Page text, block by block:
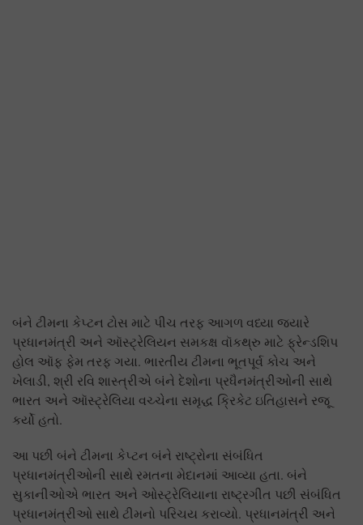
બંને ટીમના કેપ્ટન ટોસ માટે પીચ તરફ આગળ વધ્યા જ્યારે
પ્રધાનમંત્રી અને ઑસ્ટ્રેલિયન સમકક્ષ વૉકથ્રુ માટે ફ્રેન્ડશિપ
હોલ ઑફ ફેમ તરફ ગયા. ભારતીય ટીમના ભૂતપૂર્વ કોચ અને
ખેલાડી, શ્રી રવિ શાસ્ત્રીએ બંને દેશોના પ્રધૈનમંત્રીઓની સાથે
ભારત અને ઑસ્ટ્રેલિયા વચ્ચેના સમૃદ્ધ ક્રિકેટ ઇતિહાસને રજૂ
કર્યો હતો.
આ પછી બંને ટીમના કેપ્ટન બંને રાષ્ટ્રોના સંબંધિત
પ્રધાનમંત્રીઓની સાથે રમતના મેદાનમાં આવ્યા હતા. બંને
સુકાનીઓએ ભારત અને ઓસ્ટ્રેલિયાના રાષ્ટ્રગીત પછી સંબંધિત
પ્રધાનમંત્રીઓ સાથે ટીમનો પરિચય કરાવ્યો. પ્રધાનમંત્રી અને